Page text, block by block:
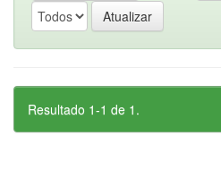
Resultado 1-1 de 1.